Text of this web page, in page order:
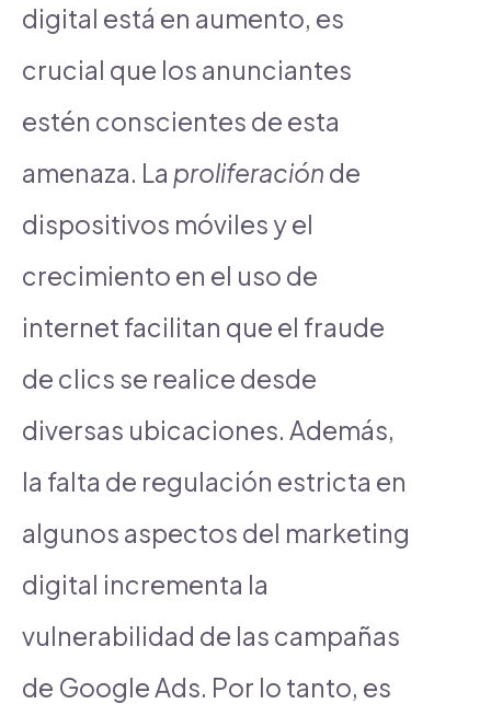
digital está en aumento, es
crucial que los anunciantes
estén conscientes de esta
amenaza. La proliferación de
dispositivos móviles y el
crecimiento en el uso de
internet facilitan que el fraude
de clics se realice desde
diversas ubicaciones. Además,
la falta de regulación estricta en
algunos aspectos del marketing
digital incrementa la
vulnerabilidad de las campañas
de Google Ads. Por lo tanto, es